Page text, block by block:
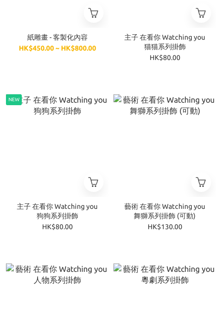
紙雕畫 - 客製化內容
HK$450.00 ~ HK$800.00
主子 在看你 Watching you
猫猫系列掛飾
HK$80.00
NEW
主子 在看你 Watching you
狗狗系列掛飾
HK$80.00
藝術 在看你 Watching you
舞獅系列掛飾 (可動)
HK$130.00